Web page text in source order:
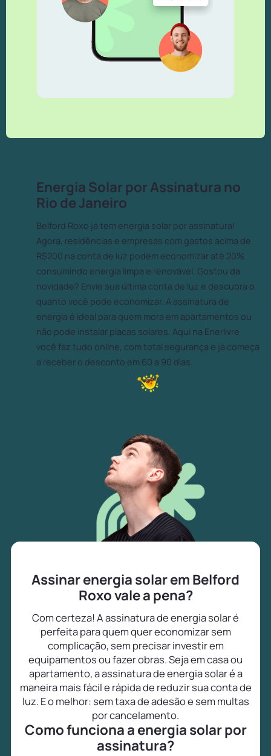
Energia Solar por Assinatura no
Rio de Janeiro
Belford Roxo já tem energia solar por assinatura!
Agora, residências e empresas com gastos acima de
R$200 na conta de luz podem economizar até 20%
consumindo energia limpa e renovável. Gostou da
novidade? Envie sua última conta de luz e descubra o
quanto você pode economizar. A assinatura de
energia é ideal para quem mora em apartamentos ou
não pode instalar placas solares. Aqui na Enerlivre
você faz tudo online, com total segurança e já começa
a receber o desconto em 60 a 90 dias.
Assinar energia solar em Belford
Roxo vale a pena?
Com certeza! A assinatura de energia solar é
perfeita para quem quer economizar sem
complicação, sem precisar investir em
equipamentos ou fazer obras. Seja em casa ou
apartamento, a assinatura de energia solar é a
maneira mais fácil e rápida de reduzir sua conta de
luz. E o melhor: sem taxa de adesão e sem multas
por cancelamento.
Como funciona a energia solar por
assinatura?